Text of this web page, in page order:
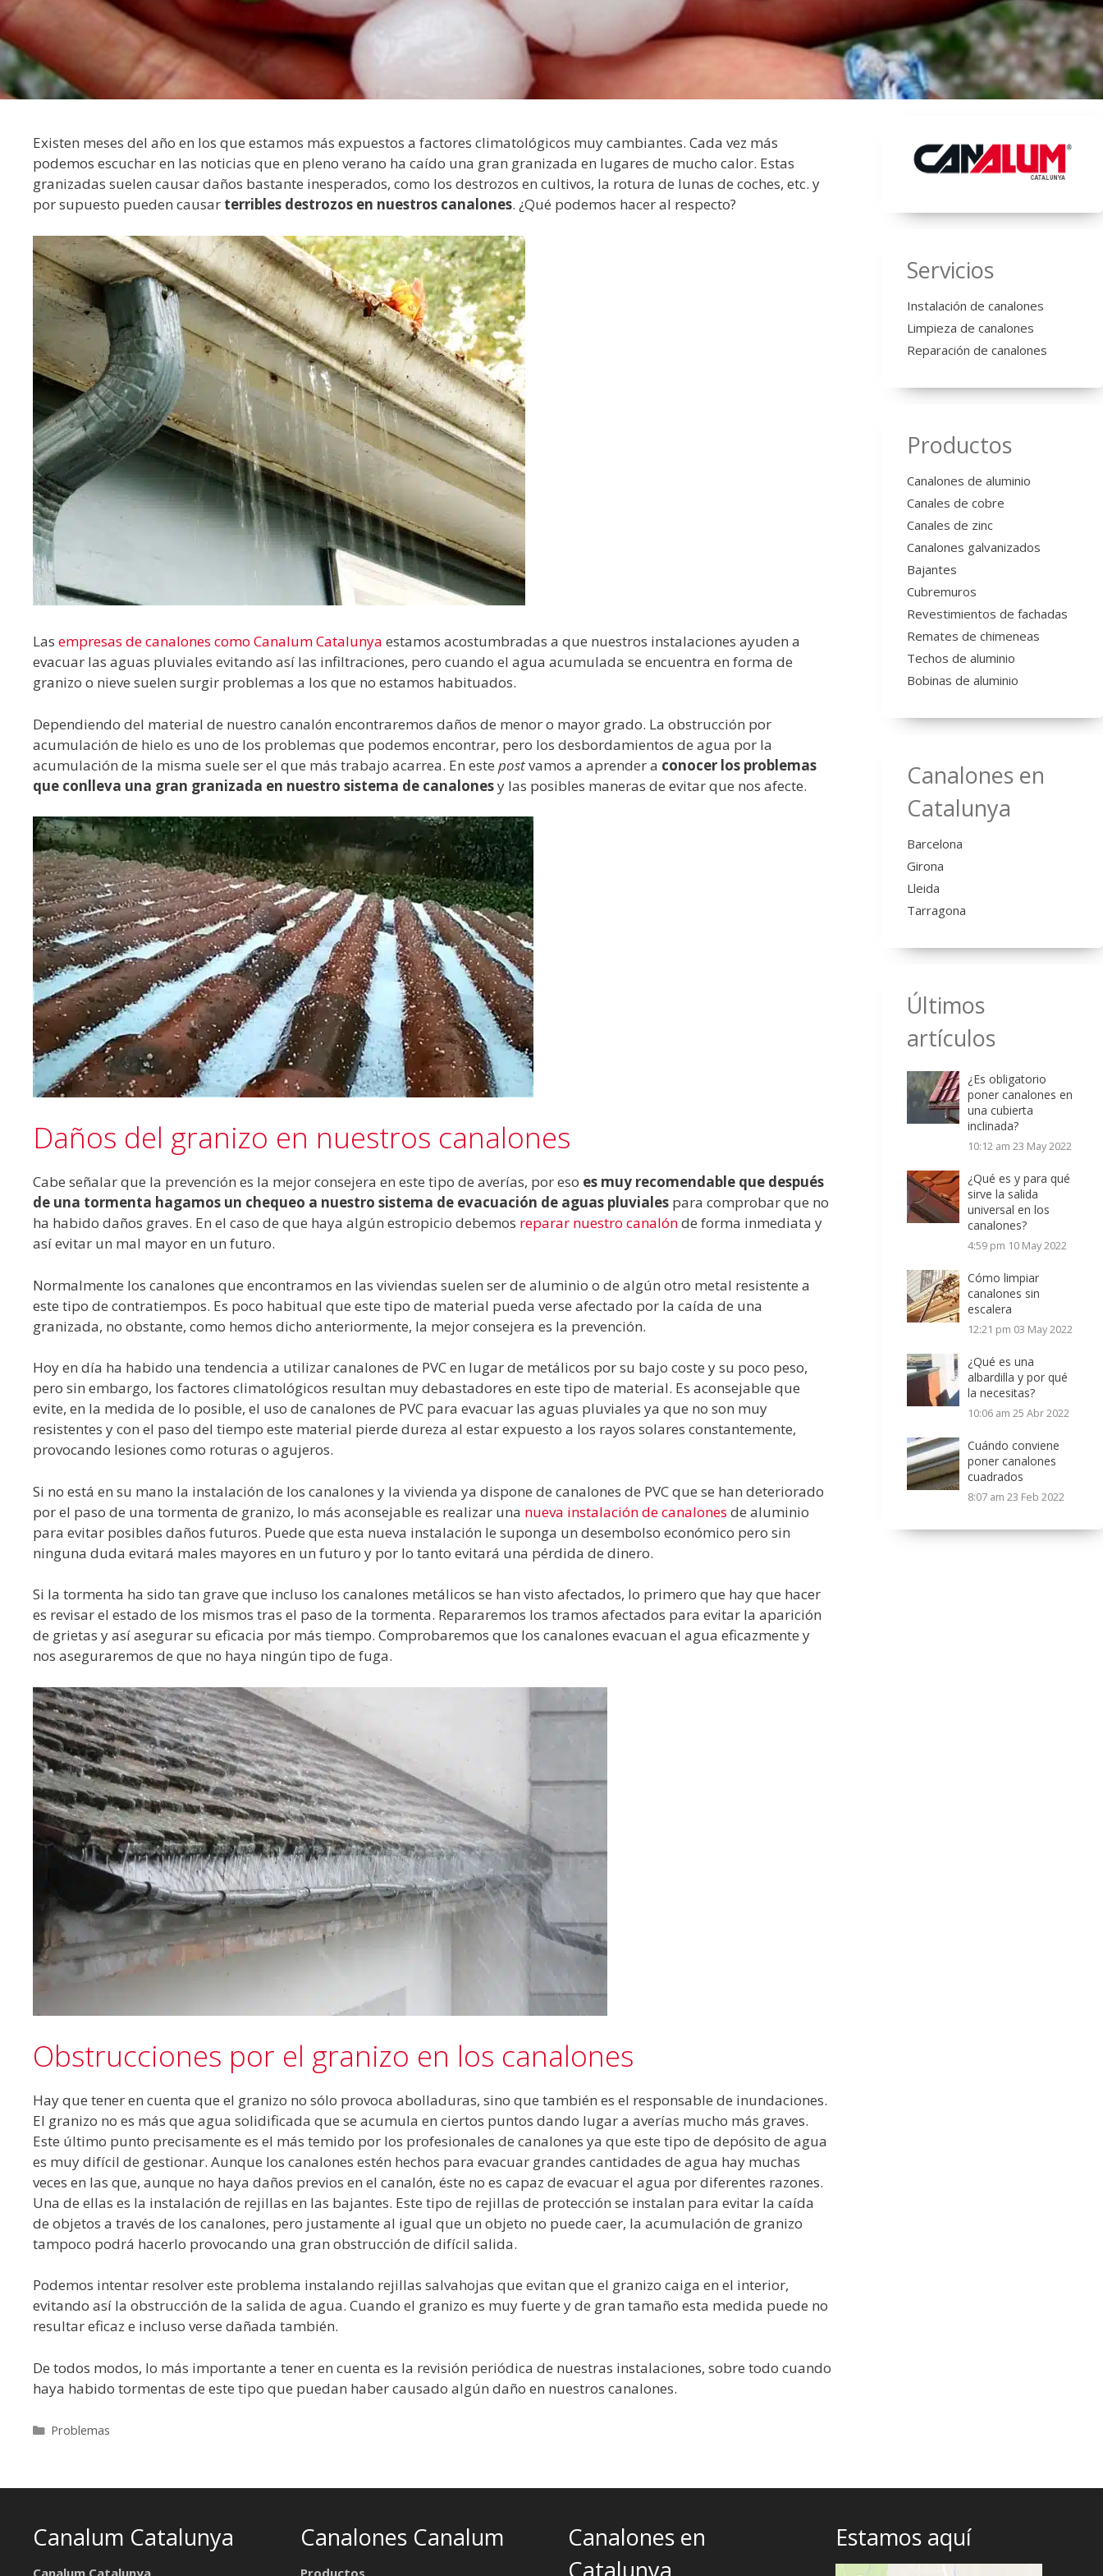
Existen meses del año en los que estamos más expuestos a factores climatológicos muy cambiantes. Cada vez más
podemos escuchar en las noticias que en pleno verano ha caído una gran granizada en lugares de mucho calor. Estas
granizadas suelen causar daños bastante inesperados, como los destrozos en cultivos, la rotura de lunas de coches, etc. y
por supuesto pueden causar terribles destrozos en nuestros canalones. ¿Qué podemos hacer al respecto?
Las empresas de canalones como Canalum Catalunya estamos acostumbradas a que nuestros instalaciones ayuden a
evacuar las aguas pluviales evitando así las infiltraciones, pero cuando el agua acumulada se encuentra en forma de
granizo o nieve suelen surgir problemas a los que no estamos habituados.
Dependiendo del material de nuestro canalón encontraremos daños de menor o mayor grado. La obstrucción por
acumulación de hielo es uno de los problemas que podemos encontrar, pero los desbordamientos de agua por la
acumulación de la misma suele ser el que más trabajo acarrea. En este postvamos a aprender a conocer los problemas
que conlleva una gran granizada en nuestro sistema de canalonesy las posibles maneras de evitar que nos afecte.
Daños del granizo en nuestros canalones
Cabe señalar que la prevención es la mejor consejera en este tipo de averías, por eso es muy recomendable que después
de una tormenta hagamos un chequeo a nuestro sistema de evacuación de aguas pluviales para comprobar que no
ha habido daños graves. En el caso de que haya algún estropicio debemos reparar nuestro canalónde forma inmediata y
así evitar un mal mayor en un futuro.
Normalmente los canalones que encontramos en las viviendas suelen ser de aluminio o de algún otro metal resistente a
este tipo de contratiempos. Es poco habitual que este tipo de material pueda verse afectado por la caída de una
granizada, no obstante, como hemos dicho anteriormente, la mejor consejera es la prevención.
Hoy en día ha habido una tendencia a utilizar canalones de PVC en lugar de metálicos por su bajo coste y su poco peso,
pero sin embargo, los factores climatológicos resultan muy debastadores en este tipo de material. Es aconsejable que
evite, en la medida de lo posible, el uso de canalones de PVC para evacuar las aguas pluviales ya que no son muy
resistentes y con el paso del tiempo este material pierde dureza al estar expuesto a los rayos solares constantemente,
provocando lesiones como roturas o agujeros.
Si no está en su mano la instalación de los canalones y la vivienda ya dispone de canalones de PVC que se han deteriorado
por el paso de una tormenta de granizo, lo más aconsejable es realizar una nueva instalación de canalones de aluminio
para evitar posibles daños futuros. Puede que esta nueva instalación le suponga un desembolso económico pero sin
ninguna duda evitará males mayores en un futuro y por lo tanto evitará una pérdida de dinero.
Si la tormenta ha sido tan grave que incluso los canalones metálicos se han visto afectados, lo primero que hay que hacer
es revisar el estado de los mismos tras el paso de la tormenta. Repararemos los tramos afectados para evitar la aparición
de grietas y así asegurar su eficacia por más tiempo. Comprobaremos que los canalones evacuan el agua eficazmente y
nos aseguraremos de que no haya ningún tipo de fuga.
Obstrucciones por el granizo en los canalones
Hay que tener en cuenta que el granizo no sólo provoca abolladuras, sino que también es el responsable de inundaciones.
El granizo no es más que agua solidificada que se acumula en ciertos puntos dando lugar a averías mucho más graves.
Este último punto precisamente es el más temido por los profesionales de canalones ya que este tipo de depósito de agua
es muy difícil de gestionar. Aunque los canalones estén hechos para evacuar grandes cantidades de agua hay muchas
veces en las que, aunque no haya daños previos en el canalón, éste no es capaz de evacuar el agua por diferentes razones.
Una de ellas es la instalación de rejillas en las bajantes. Este tipo de rejillas de protección se instalan para evitar la caída
de objetos a través de los canalones, pero justamente al igual que un objeto no puede caer, la acumulación de granizo
tampoco podrá hacerlo provocando una gran obstrucción de difícil salida.
Podemos intentar resolver este problema instalando rejillas salvahojas que evitan que el granizo caiga en el interior,
evitando así la obstrucción de la salida de agua. Cuando el granizo es muy fuerte y de gran tamaño esta medida puede no
resultar eficaz e incluso verse dañada también.
De todos modos, lo más importante a tener en cuenta es la revisión periódica de nuestras instalaciones, sobre todo cuando
haya habido tormentas de este tipo que puedan haber causado algún daño en nuestros canalones.
Categorías
Problemas
Servicios
Instalación de canalones
Limpieza de canalones
Reparación de canalones
Productos
Canalones de aluminio
Canales de cobre
Canales de zinc
Canalones galvanizados
Bajantes
Cubremuros
Revestimientos de fachadas
Remates de chimeneas
Techos de aluminio
Bobinas de aluminio
Canalones en
Catalunya
Barcelona
Girona
Lleida
Tarragona
Últimos
artículos
¿Es obligatorio
poner canalones en
una cubierta
inclinada?
10:12 am 23 May 2022
¿Qué es y para qué
sirve la salida
universal en los
canalones?
4:59 pm 10 May 2022
Cómo limpiar
canalones sin
escalera
12:21 pm 03 May 2022
¿Qué es una
albardilla y por qué
la necesitas?
10:06 am 25 Abr 2022
Cuándo conviene
poner canalones
cuadrados
8:07 am 23 Feb 2022
Canalum Catalunya Canalones Canalum
Canalones en
Estamos aquí